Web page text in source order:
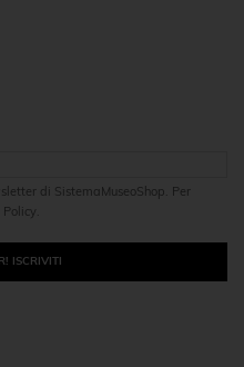
di SistemaMuseoShop. Per
ISCRIVITI